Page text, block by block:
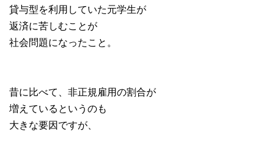
貸与型を利用していた元学生が
返済に苦しむことが
社会問題になったこと。
昔に比べて、非正規雇用の割合が
増えているというのも
大きな要因ですが、